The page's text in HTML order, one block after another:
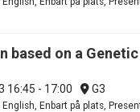
based on a
16:45 - 17:00 G3
English, Enbart på plats,